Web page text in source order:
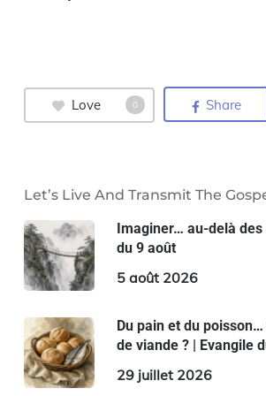
Love 0 Share
Let’s Live And Transmit The
Imaginer… au-delà des
du 9 août
5 août 2026
Du pain et du
de viande ? | Evangile
29 juillet 2026